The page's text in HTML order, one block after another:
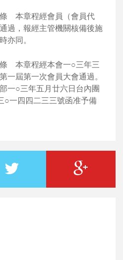
本章程經會員（會員代
過，報經主管機關核備後施
亦同。
本章程經本會一○三年三
一屆第一次會員大會通過。
一○三年五月廿六日台內團
○一四四二三三號函准予備